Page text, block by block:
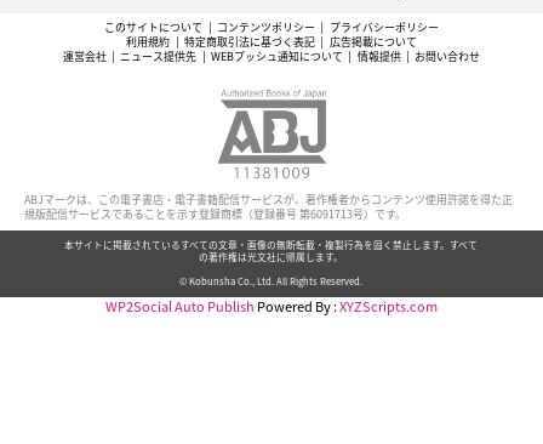
このサイトについて コンテンツポリシー
プライバシーポリシー
利用規約
特定商取引法に基づく表記
広告掲載について
運営会社
ニュース提供先 WEBプッシュ通知について 情報提供 お問い合わせ
ABJマークは、この電子書店・電子書籍配信サービスが、著作権者からコンテンツ使用許諾を得た正
規版配信サービスであることを示す登録商標（登録番号 第6091713号）です。
本サイトに掲載されているすべての文章・画像の無断転載・複製行為を固く禁止します。すべて
の著作権は光文社に帰属します。
© Kobunsha Co., Ltd. All Rights Reserved.
WP2Social Auto Publish Powered By :XYZScripts.com